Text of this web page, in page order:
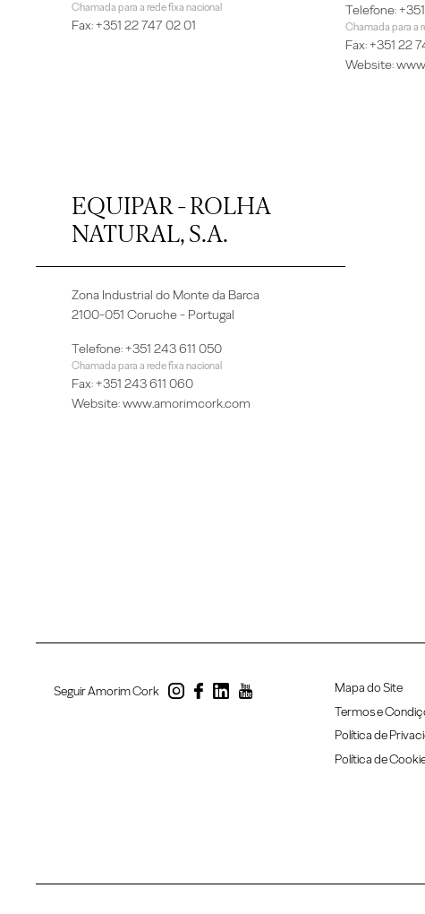
Chamada para a rede fixa nacional
Fax: +351 22 747 02 01
Telefone:
Chamada para a
Fax: +351 22
Website:
EQUIPAR - ROLHA
NATURAL, S.A.
Zona Industrial do Monte da Barca
2100-051 Coruche - Portugal
Telefone: +351 243 611 050
Chamada para a rede fixa nacional
Fax: +351 243 611 060
Website:www.amorimcork.com
Seguir Amorim Cork
Mapa do Site
Termos e
Política de
Política de